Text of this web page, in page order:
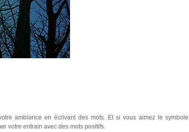
ambiance en écrivant des mots. Et si vous aimez le symbole
votre entrain avec des mots positifs.